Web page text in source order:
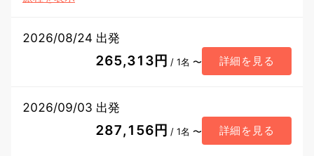
2026/08/24 出発
265,313円 / 1名 〜 詳細を見る
2026/09/03 出発
287,156円 / 1名 〜 詳細を見る